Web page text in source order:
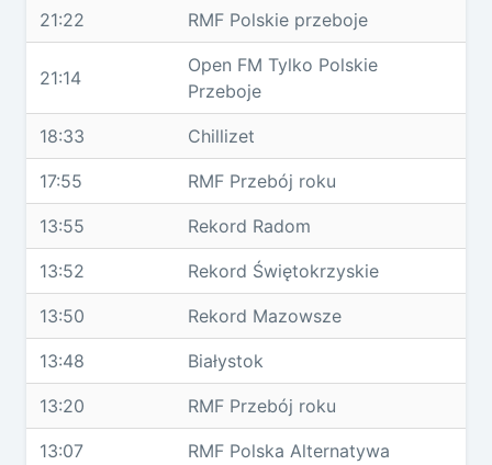
21:22 RMF Polskie przeboje
21:14
Open FM Tylko Polskie
Przeboje
18:33 Chillizet
17:55 RMF Przebój roku
13:55 Rekord Radom
13:52 Rekord Świętokrzyskie
13:50 Rekord Mazowsze
13:48 Białystok
13:20 RMF Przebój roku
13:07 RMF Polska Alternatywa